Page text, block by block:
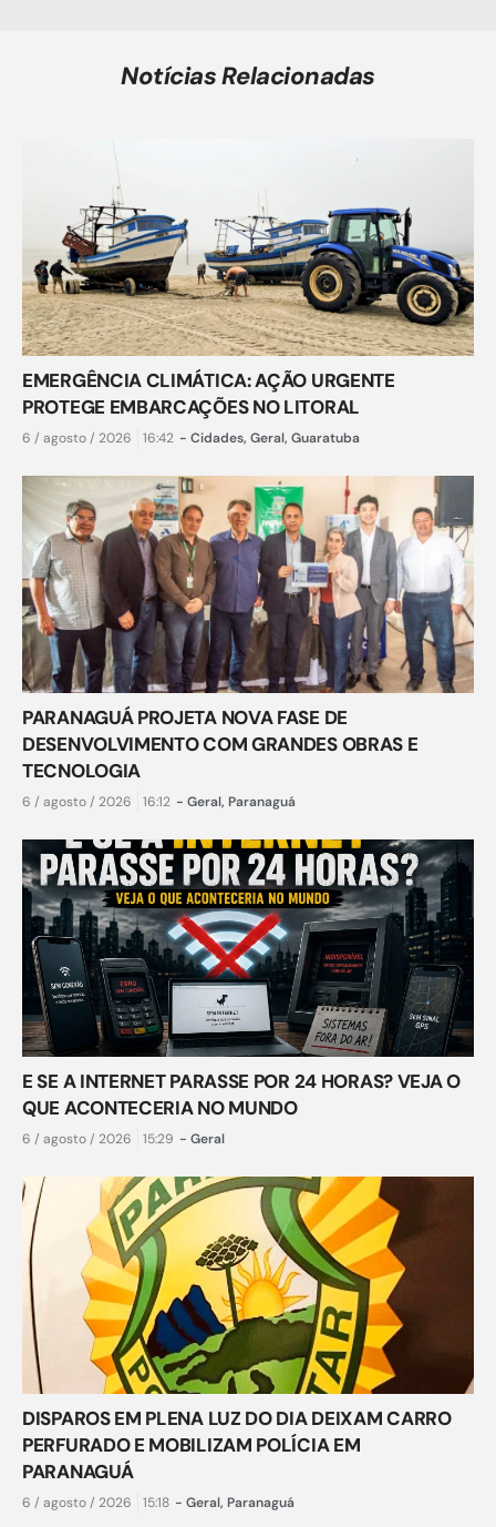
Notícias Relacionadas
EMERGÊNCIA CLIMÁTICA: AÇÃO URGENTE
PROTEGE EMBARCAÇÕES NO LITORAL
6 / agosto / 2026 16:42 - Cidades, Geral, Guaratuba
PARANAGUÁ PROJETA NOVA FASE DE
DESENVOLVIMENTO COM GRANDES OBRAS E
TECNOLOGIA
6 / agosto / 2026 16:12 - Geral, Paranaguá
E SE A INTERNET PARASSE POR 24 HORAS? VEJA O
QUE ACONTECERIA NO MUNDO
6 / agosto / 2026 15:29 - Geral
DISPAROS EM PLENA LUZ DO DIA DEIXAM CARRO
PERFURADO E MOBILIZAM POLÍCIA EM
PARANAGUÁ
6 / agosto / 2026 15:18 - Geral, Paranaguá